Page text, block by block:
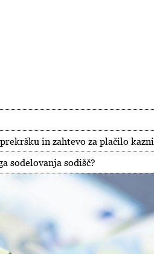
in zahtevo za plačilo kazni
sodelovanja sodišč?